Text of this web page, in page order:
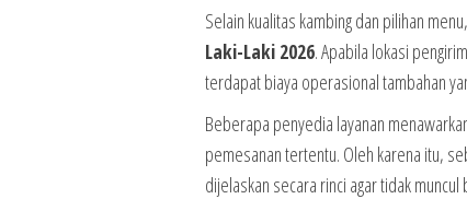
Selain kualitas kambing dan pilihan
Laki-Laki 2026. Apabila lokasi
terdapat biaya operasional tambahan
Beberapa penyedia layanan
pemesanan tertentu. Oleh karena itu,
dijelaskan secara rinci agar tidak